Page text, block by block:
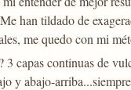
han tildado de
me quedo con mi
3 capas continuas de
y abajo-